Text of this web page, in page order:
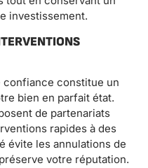
investissement.
confiance constitue un
bien en parfait état.
de partenariats
rapides à des
évite les annulations de
votre réputation.